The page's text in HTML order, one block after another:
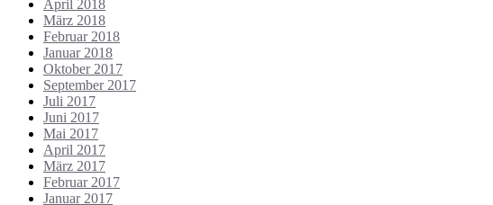
April 2018
März 2018
Februar 2018
Januar 2018
Oktober 2017
September 2017
Juli 2017
Juni 2017
Mai 2017
April 2017
März 2017
Februar 2017
Januar 2017